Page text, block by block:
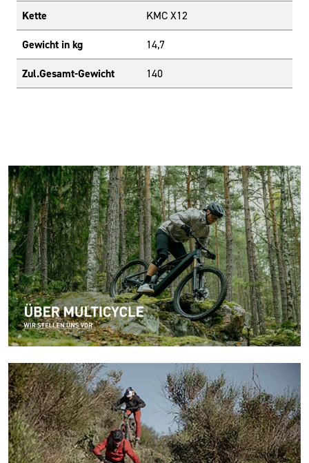
Kette KMC X12
Gewicht in kg 14,7
Zul.Gesamt-Gewicht 140